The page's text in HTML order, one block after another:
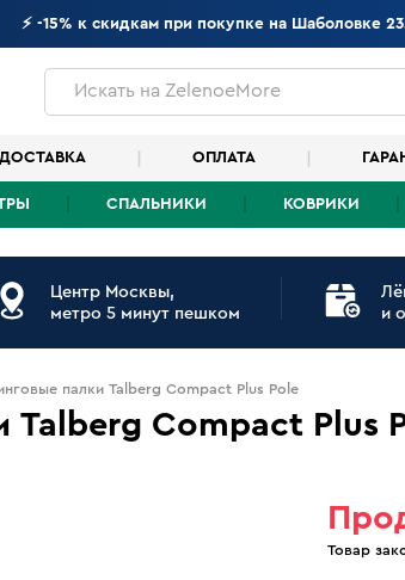
⚡ -15% к скидкам при покупке на Шаболовке
Искатьна ZelenoeMore
ДОСТАВКА ОПЛАТА
СПАЛЬНИКИ КОВРИКИ
Центр Москвы,
метро 5 минут пешком
и
палки Talberg Compact Plus Pole
Talberg Compact Plus
Товар